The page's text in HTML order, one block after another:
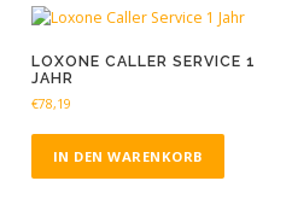
LOXONE CALLER SERVICE 1
JAHR
€78,19
IN DEN WARENKORB